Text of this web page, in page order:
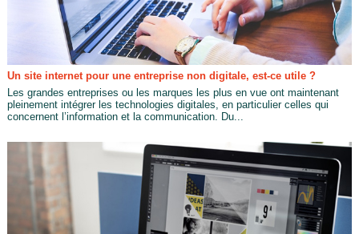
Un site internet pour une entreprise non digitale, est-ce utile ?
Les grandes entreprises ou les marques les plus en vue ont maintenant
pleinement intégrer les technologies digitales, en particulier celles qui
concernent l’information et la communication. Du...